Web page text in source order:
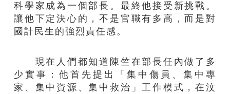
科學家成為一個部長。最終他接受新挑戰。
讓他下定決心的，不是官職有多高，而是對
國計民生的強烈責任感。
現在人們都知道陳竺在部長任內做了多
少實事：他首先提出「集中傷員、集中專
家、集中資源、集中救治」工作模式，在汶